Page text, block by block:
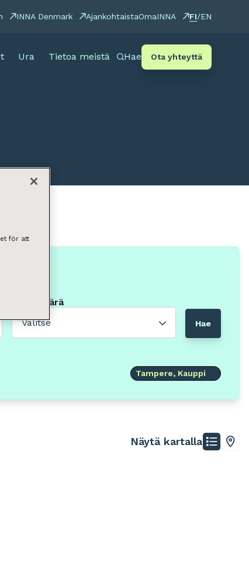
INNA Denmark AjankohtaistaOmaINNA FI/EN
Ura Tietoa meistä Hae Ota yhteyttä
Neliömäärä
Valitse
Hae
Tampere, Kauppi
Näytä kartalla
för att